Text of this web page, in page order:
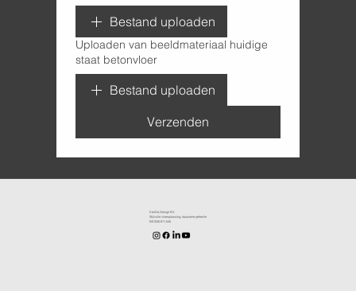
Bestand uploaden
Uploaden van beeldmateriaal huidige
staat betonvloer
Bestand uploaden
Verzenden
KenDa Design BV.
Stijlvolle vloeroplossing, duurzame perfectie
BE1030.911.545